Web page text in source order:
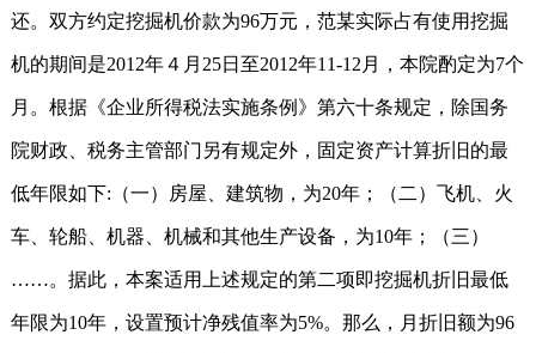
还。双方约定挖掘机价款为96万元，范某实际占有使用挖掘
机的期间是2012年４月25日至2012年11-12月，本院酌定为7个
月。根据《企业所得税法实施条例》第六十条规定，除国务
院财政、税务主管部门另有规定外，固定资产计算折旧的最
低年限如下:（一）房屋、建筑物，为20年；（二）飞机、火
车、轮船、机器、机械和其他生产设备，为10年；（三）
……。据此，本案适用上述规定的第二项即挖掘机折旧最低
年限为10年，设置预计净残值率为5%。那么，月折旧额为96